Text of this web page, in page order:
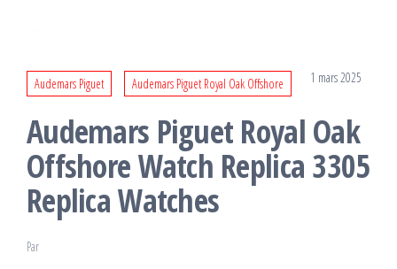
Audemars Piguet Audemars Piguet Royal Oak Offshore 1 mars 2025
Audemars Piguet Royal Oak
Offshore Watch Replica 3305
Replica Watches
Par